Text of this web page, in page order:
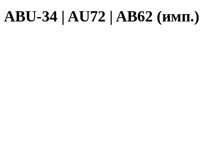
ABU-34 | AU72 | AB62 (имп.)